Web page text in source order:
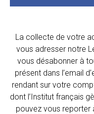
La collecte de votre
vous adresser notre
vous désabonner à
présent dans l’email
rendant sur votre
dont l’Institut français
pouvez vous reporter